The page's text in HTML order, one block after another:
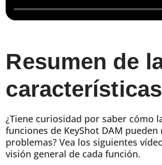
Resumen de
características
¿Tiene curiosidad por saber cómo
funciones de KeyShot DAM pueden
problemas? Vea los siguientes
visión general de cada función.